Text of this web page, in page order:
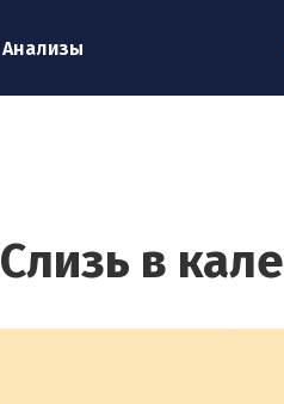
Анализы
Слизь в кале